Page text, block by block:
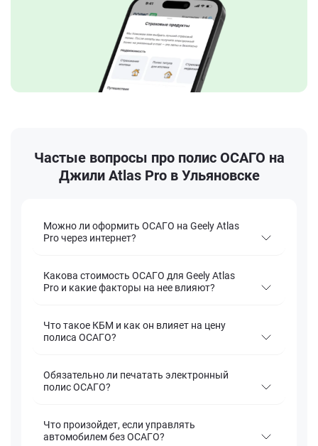
Частые вопросы про полис ОСАГО на
Джили Atlas Pro в Ульяновске
Можно ли оформить ОСАГО на Geely Atlas
Pro через интернет?
Какова стоимость ОСАГО для Geely Atlas
Pro и какие факторы на нее влияют?
Что такое КБМ и как он влияет на цену
полиса ОСАГО?
Обязательно ли печатать электронный
полис ОСАГО?
Что произойдет, если управлять
автомобилем без ОСАГО?